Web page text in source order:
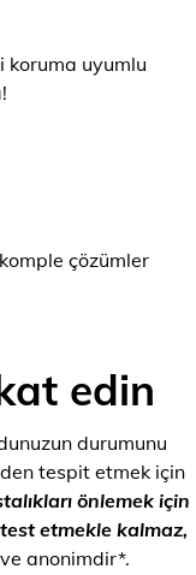
koruma uyumlu
çözümler
edin
durumunu
tespit etmek için
önlemek için
etmekle kalmaz,
anonimdir*.